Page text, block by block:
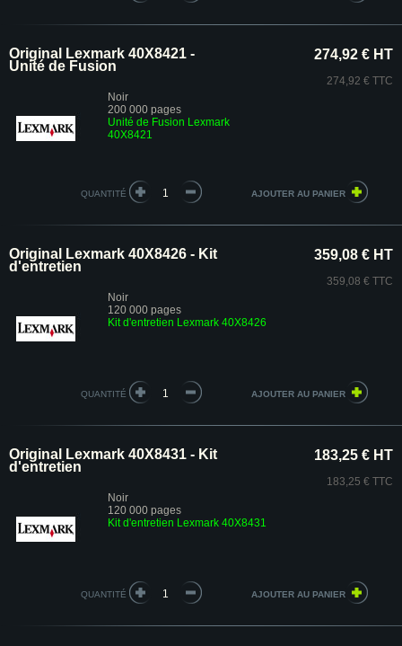
Original Lexmark 40X8421 -
Unité de Fusion
Noir
200 000 pages
Unité de Fusion Lexmark
40X8421
274,92 € HT
274,92 € TTC
QUANTITÉ
Original Lexmark 40X8426 - Kit
d'entretien
Noir
120 000 pages
Kit d'entretien Lexmark 40X8426
359,08 € HT
359,08 € TTC
QUANTITÉ
Original Lexmark 40X8431 - Kit
d'entretien
Noir
120 000 pages
Kit d'entretien Lexmark 40X8431
183,25 € HT
183,25 € TTC
QUANTITÉ